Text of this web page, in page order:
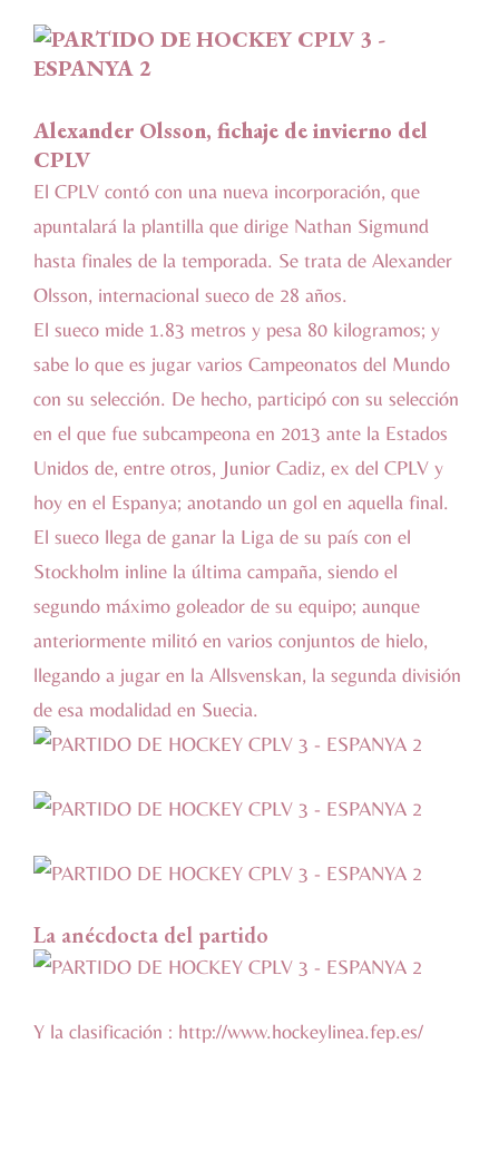
Alexander Olsson, fichaje de invierno del
CPLV
El CPLV contó con una nueva incorporación, que
apuntalará la plantilla que dirige Nathan Sigmund
hasta finales de la temporada. Se trata de Alexander
Olsson, internacional sueco de 28 años.
El sueco mide 1.83 metros y pesa 80 kilogramos; y
sabe lo que es jugar varios Campeonatos del Mundo
con su selección. De hecho, participó con su selección
en el que fue subcampeona en 2013 ante la Estados
Unidos de, entre otros, Junior Cadiz, ex del CPLV y
hoy en el Espanya; anotando un gol en aquella final.
El sueco llega de ganar la Liga de su país con el
Stockholm inline la última campaña, siendo el
segundo máximo goleador de su equipo; aunque
anteriormente militó en varios conjuntos de hielo,
llegando a jugar en la Allsvenskan, la segunda división
de esa modalidad en Suecia.
La anécdocta del partido
Y la clasificación : http://www.hockeylinea.fep.es/